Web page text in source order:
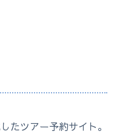
たツアー予約サイト。